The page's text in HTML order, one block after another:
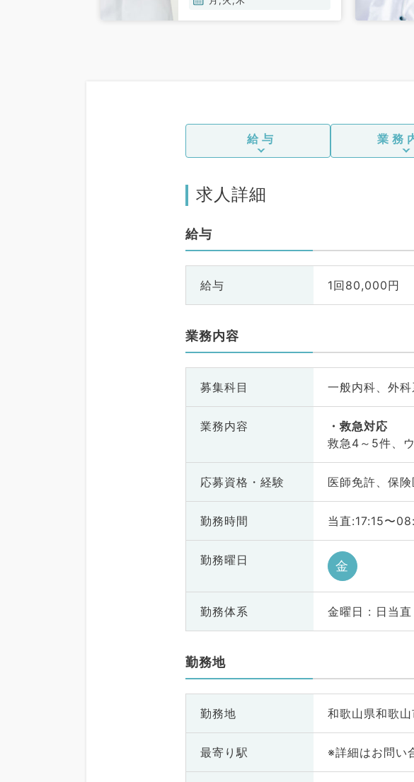
給与 業務
求人詳細
給与
給与 1回80,000円
業務内容
募集科目 一般内科、外
業務内容
救急対応
救急4～5件、
応募資格・ 経験 医師免許、保
勤務時間 当直:17:15〜
勤務曜日 金
勤務体系 金曜日 : 日当直
勤務地
勤務地 和歌山県和歌山
最寄り駅 ※詳細はお問い